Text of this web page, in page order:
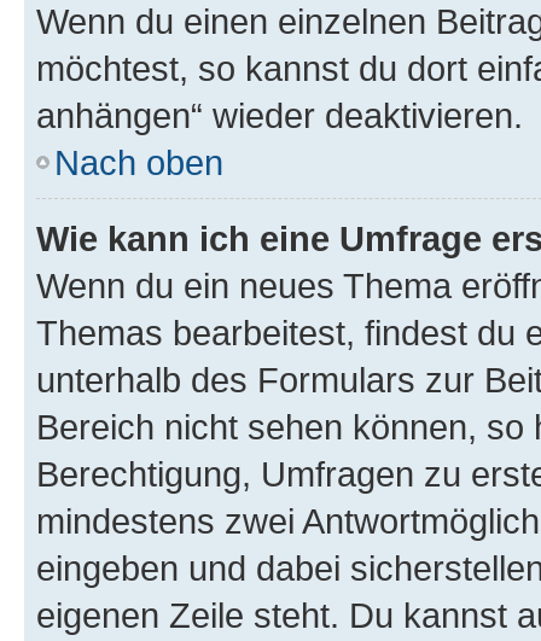
Wenn du einen einzelnen
möchtest, so kannst du dort
anhängen“ wieder deaktivieren.
Nach oben
Wie kann ich eine Umfrage
Wenn du ein neues Thema
Themas bearbeitest, findest du
unterhalb des Formulars zur
Bereich nicht sehen können,
Berechtigung, Umfragen zu
mindestens zwei
eingeben und dabei
eigenen Zeile steht. Du kannst